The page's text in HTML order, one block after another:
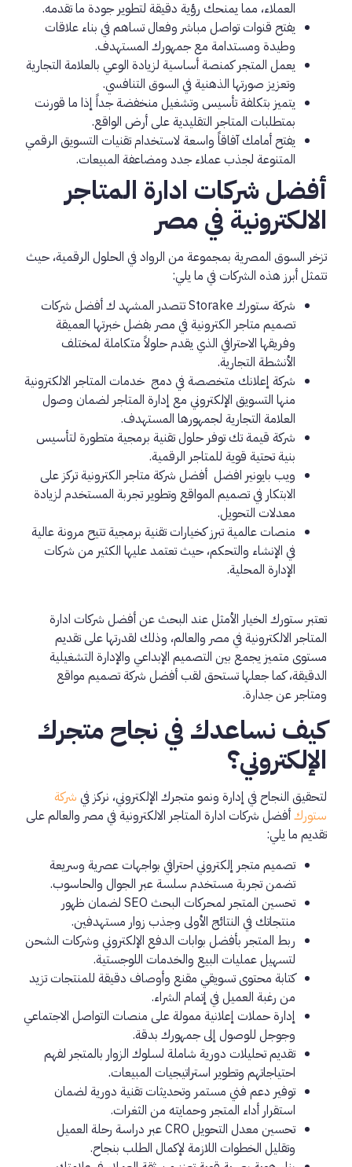
العملاء، مما يمنحك رؤية دقيقة لتطوير جودة ما تقدمه.
يفتح قنوات تواصل مباشر وفعال تساهم في بناء علاقات
وطيدة ومستدامة مع جمهورك المستهدف.
يعمل المتجر كمنصة أساسية لزيادة الوعي بالعلامة التجارية
وتعزيز صورتها الذهنية في السوق التنافسي.
يتميز بتكلفة تأسيس وتشغيل منخفضة جداً إذا ما قورنت
بمتطلبات المتاجر التقليدية على أرض الواقع.
يفتح أمامك آفاقاً واسعة لاستخدام تقنيات التسويق الرقمي
المتنوعة لجذب عملاء جدد ومضاعفة المبيعات.
أفضل شركات ادارة المتاجر
الالكترونية في مصر
تزخر السوق المصرية بمجموعة من الرواد في الحلول الرقمية، حيث
تتمثل أبرز هذه الشركات في ما يلي:
شركة ستورك Storake تتصدر المشهد ك أفضل شركات
تصميم متاجر الكترونية في مصر بفضل خبرتها العميقة
وفريقها الاحترافي الذي يقدم حلولاً متكاملة لمختلف
الأنشطة التجارية.
شركة إعلانك متخصصة في دمج خدمات المتاجر الالكترونية
منها التسويق الإلكتروني مع إدارة المتاجر لضمان وصول
العلامة التجارية لجمهورها المستهدف.
شركة قيمة تك توفر حلول تقنية برمجية متطورة لتأسيس
بنية تحتية قوية للمتاجر الرقمية.
ويب بايونير افضل أفضل شركة متاجر الكترونية تركز على
الابتكار في تصميم المواقع وتطوير تجربة المستخدم لزيادة
معدلات التحويل.
منصات عالمية تبرز كخيارات تقنية برمجية تتيح مرونة عالية
في الإنشاء والتحكم، حيث تعتمد عليها الكثير من شركات
الإدارة المحلية.
تعتبر ستورك الخيار الأمثل عند البحث عن أفضل شركات ادارة
المتاجر الالكترونية في مصر والعالم، وذلك لقدرتها على تقديم
مستوى متميز يجمع بين التصميم الإبداعي والإدارة التشغيلية
الدقيقة، كما جعلها تستحق لقب أفضل شركة تصميم مواقع
ومتاجر عن جدارة.
كيف نساعدك في نجاح متجرك
الإلكتروني؟
لتحقيق النجاح في إدارة ونمو متجرك الإلكتروني، نركز في شركة
ستوركأفضل شركات ادارة المتاجر الالكترونية في مصر والعالم على
تقديم ما يلي:
تصميم متجر إلكتروني احترافي بواجهات عصرية وسريعة
تضمن تجربة مستخدم سلسة عبر الجوال والحاسوب.
تحسين المتجر لمحركات البحث SEO لضمان ظهور
منتجاتك في النتائج الأولى وجذب زوار مستهدفين.
ربط المتجر بأفضل بوابات الدفع الإلكتروني وشركات الشحن
لتسهيل عمليات البيع والخدمات اللوجستية.
كتابة محتوى تسويقي مقنع وأوصاف دقيقة للمنتجات تزيد
من رغبة العميل في إتمام الشراء.
إدارة حملات إعلانية ممولة على منصات التواصل الاجتماعي
وجوجل للوصول إلى جمهورك بدقة.
تقديم تحليلات دورية شاملة لسلوك الزوار بالمتجر لفهم
احتياجاتهم وتطوير استراتيجيات المبيعات.
توفير دعم فني مستمر وتحديثات تقنية دورية لضمان
استقرار أداء المتجر وحمايته من الثغرات.
تحسين معدل التحويل CRO عبر دراسة رحلة العميل
وتقليل الخطوات اللازمة لإكمال الطلب بنجاح.